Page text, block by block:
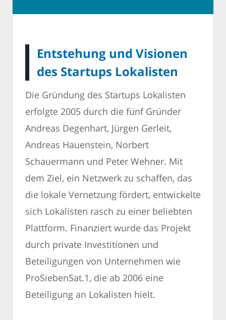
Entstehung und Visionen
des Startups Lokalisten
Die Gründung des Startups Lokalisten
erfolgte 2005 durch die fünf Gründer
Andreas Degenhart, Jürgen Gerleit,
Andreas Hauenstein, Norbert
Schauermann und Peter Wehner. Mit
dem Ziel, ein Netzwerk zu schaffen, das
die lokale Vernetzung fördert, entwickelte
sich Lokalisten rasch zu einer beliebten
Plattform. Finanziert wurde das Projekt
durch private Investitionen und
Beteiligungen von Unternehmen wie
ProSiebenSat.1, die ab 2006 eine
Beteiligung an Lokalisten hielt.